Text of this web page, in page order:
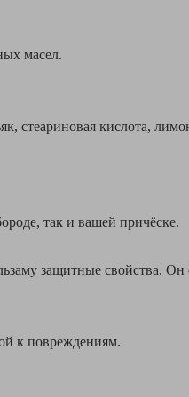
масел.
стеариновая кислота,
так и вашей причёске.
защитные свойства.
к повреждениям.